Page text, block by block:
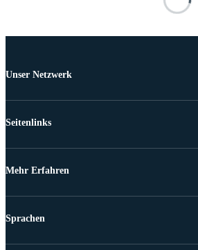
Unser Netzwerk
Seitenlinks
Mehr Erfahren
Sprachen